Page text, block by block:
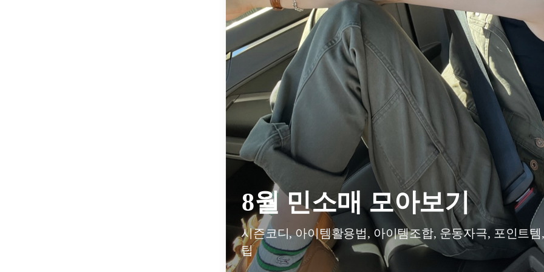
8월 민소매 모아보기
시즌코디, 아이템활용법, 아이템조합, 운동자극, 포인트템
팁